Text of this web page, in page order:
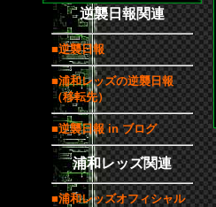
逆襲日報関連
■逆襲日報
■浦和レッズの逆襲日報
（移転先）
■逆襲日報 in ブログ
浦和レッズ関連
■浦和レッズオフィシャル